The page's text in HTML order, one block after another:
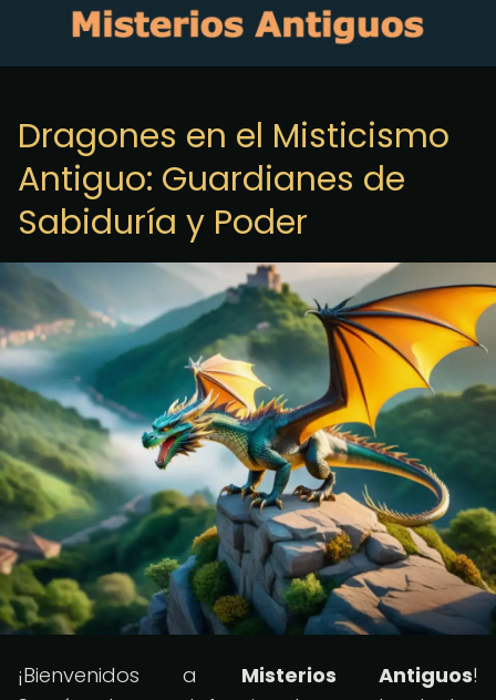
Dragones en el Misticismo
Antiguo: Guardianes de
Sabiduría y Poder
¡Bienvenidos a Misterios Antiguos!